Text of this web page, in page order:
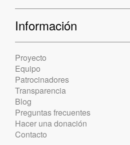
Información
Proyecto
Equipo
Patrocinadores
Transparencia
Blog
Preguntas frecuentes
Hacer una donación
Contacto